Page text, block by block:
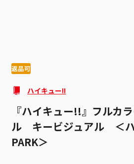
返品可
ハイキュー!!
『ハイキュー!!』フルカ
ル キービジュアル ＜
PARK＞